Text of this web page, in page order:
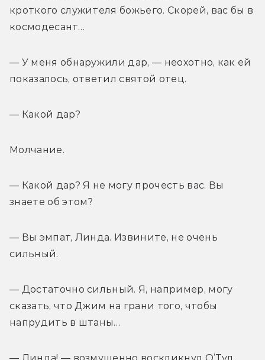
кроткого служителя божьего. Скорей, вас бы в
космодесант…
— У меня обнаружили дар, — неохотно, как ей
показалось, ответил святой отец.
— Какой дар?
Молчание.
— Какой дар? Я не могу прочесть вас. Вы
знаете об этом?
— Вы эмпат, Линда. Извините, не очень
сильный.
— Достаточно сильный. Я, например, могу
сказать, что Джим на грани того, чтобы
напрудить в штаны…